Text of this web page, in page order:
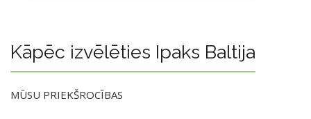
Kāpēc izvēlēties Ipaks Baltija
MŪSU PRIEKŠROCĪBAS